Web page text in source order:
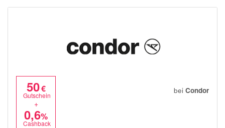
eBay
Sonderaktionen
50€
Gutschein
+
0,6%
Cashback
bei Condor